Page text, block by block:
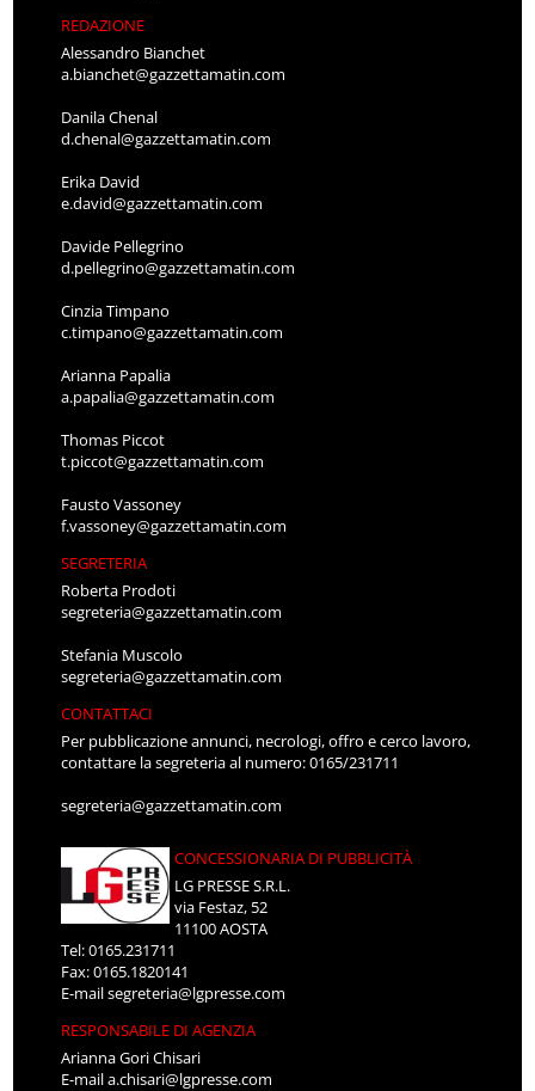
REDAZIONE
Alessandro Bianchet
a.bianchet@gazzettamatin.com
Danila Chenal
d.chenal@gazzettamatin.com
Erika David
e.david@gazzettamatin.com
Davide Pellegrino
d.pellegrino@gazzettamatin.com
Cinzia Timpano
c.timpano@gazzettamatin.com
Arianna Papalia
a.papalia@gazzettamatin.com
Thomas Piccot
t.piccot@gazzettamatin.com
Fausto Vassoney
f.vassoney@gazzettamatin.com
SEGRETERIA
Roberta Prodoti
segreteria@gazzettamatin.com
Stefania Muscolo
segreteria@gazzettamatin.com
CONTATTACI
Per pubblicazione annunci, necrologi, offro e cerco lavoro,
contattare la segreteria al numero: 0165/231711
segreteria@gazzettamatin.com
CONCESSIONARIA DI PUBBLICITÀ
LG PRESSE S.R.L.
via Festaz, 52
11100 AOSTA
Tel: 0165.231711
Fax: 0165.1820141
E-mailsegreteria@lgpresse.com
RESPONSABILE DI AGENZIA
Arianna Gori Chisari
E-maila.chisari@lgpresse.com